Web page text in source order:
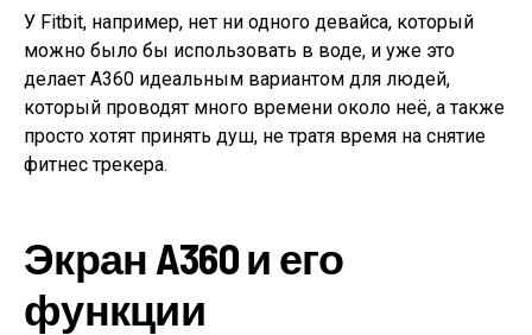
У Fitbit, например, нет ни одного девайса, который
можно было бы использовать в воде, и уже это
делает A360 идеальным вариантом для людей,
который проводят много времени около неё, а также
просто хотят принять душ, не тратя время на снятие
фитнес трекера.
Экран A360 и его
функции